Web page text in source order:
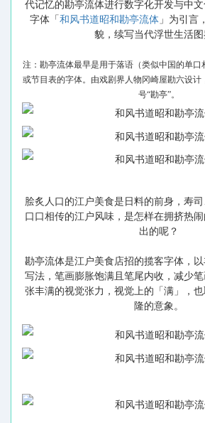
代记忆的勘亭流体进行数字化开发与中
字体「 和风书道昭和勘亭流体 」为引言
貌，续写当代浮世生活图
注：勘亭流体最早是用于落语（类似中国的单
或节目表的字体。由戏剧界人物冈崎屋勘六设计
号“勘亭”。
脍炙人口的江户美食是日料的前身，寿
口口相传的江户风味，是怎样在拥挤热
出的呢？
勘亭流体是江户美食店招的揽客字体，
写法，笔画膨胀饱满且笔尾内收，减少
张丰满的视觉张力，视觉上的「满」，
隆的意象。